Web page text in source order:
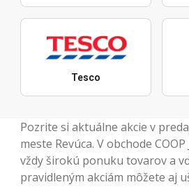
Tesco
Pozrite si aktuálne akcie v
meste Revúca. V obchode
vždy širokú ponuku tovarov a
pravidleným akciám môžete aj